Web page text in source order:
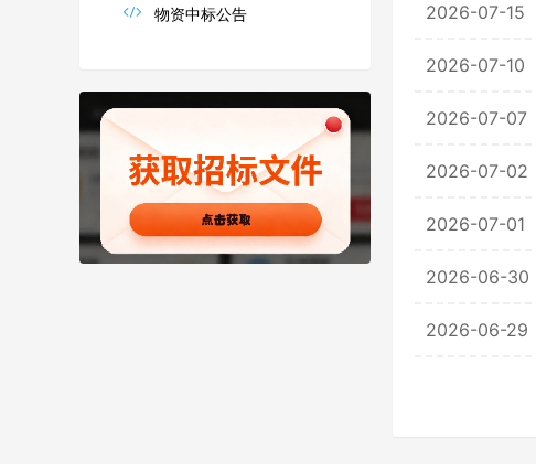
 物资中标公告 2026-07-15
2026-07-10
2026-07-07
2026-07-02
2026-07-01
2026-06-30
2026-06-29
经办人